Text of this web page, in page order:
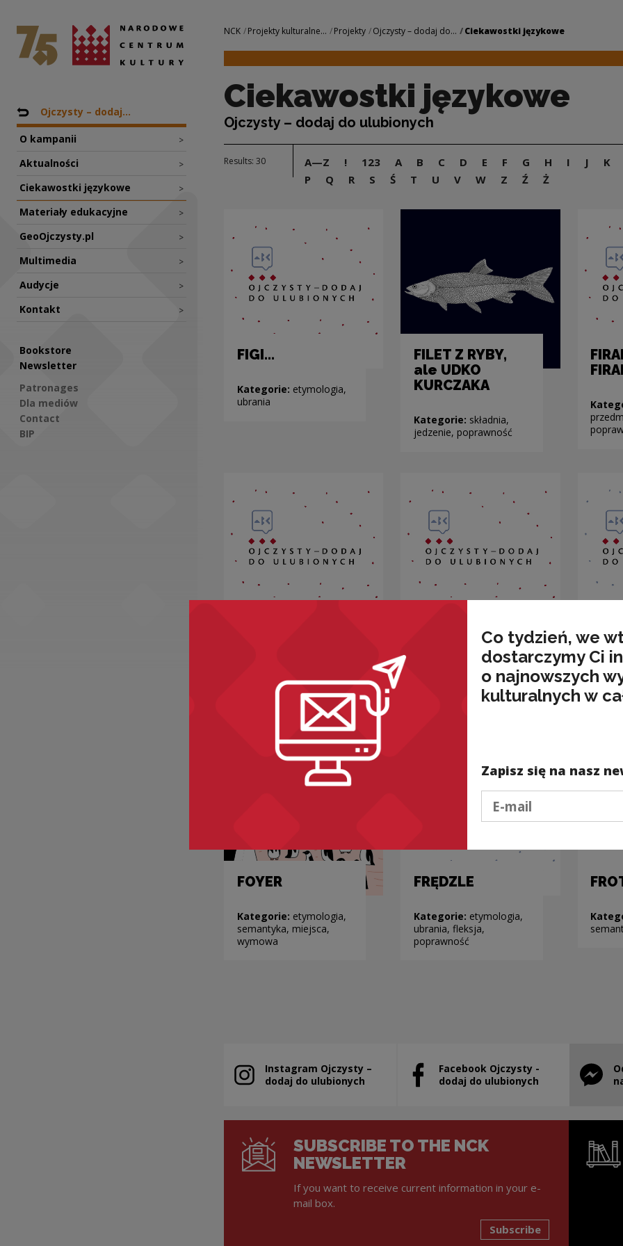
Ciekawostki językowe | Narodowe
National Centre for Culture Poland
Nawigacja
Back to: Projekty
Ojczysty – dodaj...
O kampanii >
Aktualności >
Ciekawostki językowe >
Materiały edukacyjne >
GeoOjczysty.pl >
Multimedia >
Audycje >
Kontakt >
Bookstore
Newsletter
Patronages
Dla mediów
Contact
BIP
Navigation
NCK Projekty kulturalne... Projekty Ojczysty – dodaj do... Ciekawostki językowe
Ciekawostki językowe
Ojczysty – dodaj do ulubionych
Results: 30 A—Z ! 123 A B C D E F G H I J K
P
Q R S Ś T U V W Z Ź Ż
FIGI...
Kategorie: etymologia,
ubrania
FILET Z RYBY,
ale UDKO
KURCZAKA
Kategorie: składnia,
jedzenie, poprawność
etymologia,
ludzie, abstrakty
rośliny
FOYER
Kategorie: etymologia,
semantyka, miejsca,
wymowa
FRĘDZLE
Kategorie: etymologia,
ubrania, fleksja,
poprawność
Instagram Ojczysty –
dodaj do ulubionych
Note, the link will open in a new window
Facebook Ojczysty -
dodaj do ulubionych
Note, the link will open in a new window
Note,
SUBSCRIBE TO THE NCK
NEWSLETTER
If you want to receive current information in your e-
mail box.
Subscribe
Co tydzień, we
dostarczymy Ci
o najnowszych
kulturalnych w
Zapisz się na nasz